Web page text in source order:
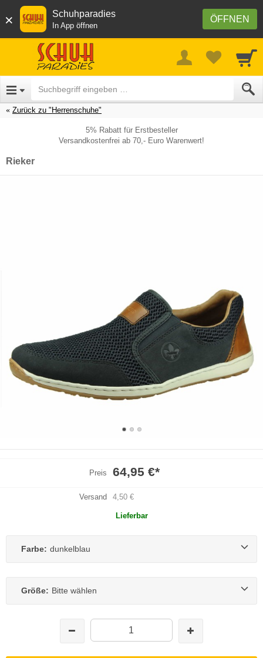
× ÖFFNEN
Schuhparadies
In App öffnen
Zurück zu "Herrenschuhe"
5% Rabatt für Erstbesteller
Versandkostenfrei ab 70,- Euro Warenwert!
Rieker
Preis 64,95 €*
Versand 4,50 €
Lieferbar
Farbe: dunkelblau
Größe: Bitte wählen